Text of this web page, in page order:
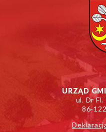
URZĄD
ul. Dr
86-